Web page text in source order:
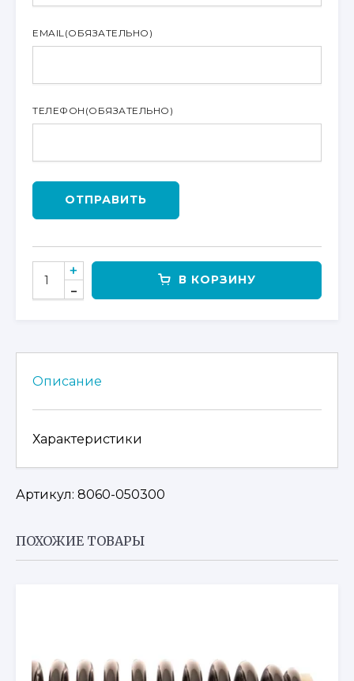
EMAIL (ОБЯЗАТЕЛЬНО)
ТЕЛЕФОН (ОБЯЗАТЕЛЬНО)
ОТПРАВИТЬ
КОЛИЧЕСТВО
ТОВАРА
ДЛЯ
CFMOTO
JETMAX
В КОРЗИНУ
Описание
Характеристики
Артикул: 8060-050300
ПОХОЖИЕ ТОВАРЫ